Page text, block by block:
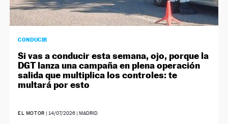
CONDUCIR
Si vas a conducir esta semana, ojo, porque la
DGT lanza una campaña en plena operación
salida que multiplica los controles: te
multará por esto
EL MOTOR | 14/07/2026| MADRID